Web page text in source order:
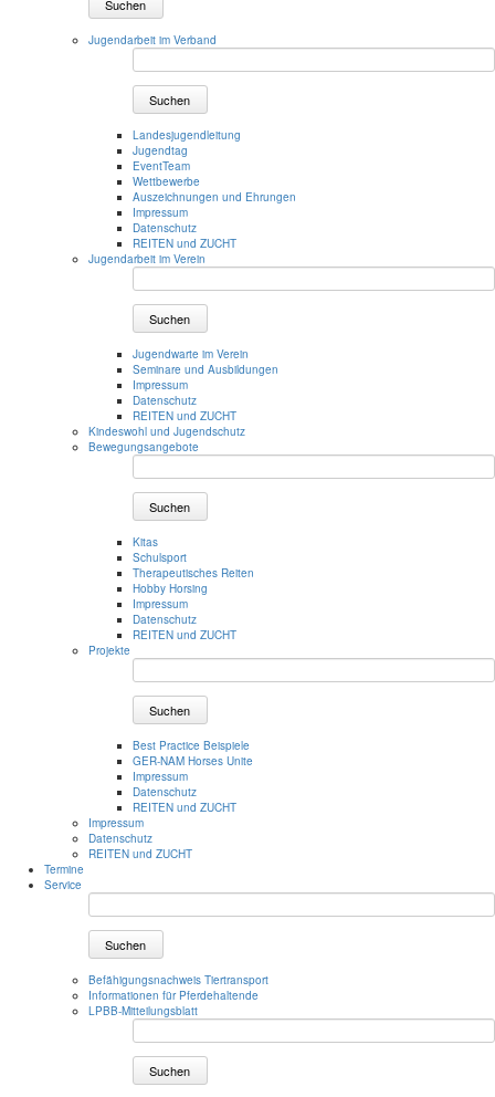
Suchen
Jugendarbeit im Verband
Suchen
Landesjugendleitung
Jugendtag
EventTeam
Wettbewerbe
Auszeichnungen und Ehrungen
Impressum
Datenschutz
REITEN und ZUCHT
Jugendarbeit im Verein
Suchen
Jugendwarte im Verein
Seminare und Ausbildungen
Impressum
Datenschutz
REITEN und ZUCHT
Kindeswohl und Jugendschutz
Bewegungsangebote
Suchen
Kitas
Schulsport
Therapeutisches Reiten
Hobby Horsing
Impressum
Datenschutz
REITEN und ZUCHT
Projekte
Suchen
Best Practice Beispiele
GER-NAM Horses Unite
Impressum
Datenschutz
REITEN und ZUCHT
Impressum
Datenschutz
REITEN und ZUCHT
Termine
Service
Suchen
Befähigungsnachweis Tiertransport
Informationen für Pferdehaltende
LPBB-Mitteilungsblatt
Suchen